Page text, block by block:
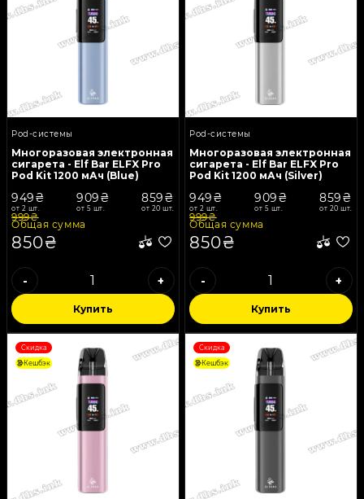
Pod-системы
Многоразовая электронная
сигарета - Elf Bar ELFX Pro
Pod Kit 1200 мАч (Blue)
949₴
от 2 шт.
909₴
от 5 шт.
859₴
от 20 шт.
999₴
Общая сумма
850₴
- +
Купить
Pod-системы
Многоразовая электронная
сигарета - Elf Bar ELFX Pro
Pod Kit 1200 мАч (Silver)
949₴
от 2 шт.
909₴
от 5 шт.
859₴
от 20 шт.
999₴
Общая сумма
850₴
- +
Купить
Скидка
Кешбэк
Скидка
Кешбэк